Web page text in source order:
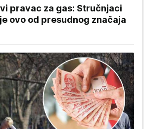
pravac za gas: Stručnjaci
ovo od presudnog značaja